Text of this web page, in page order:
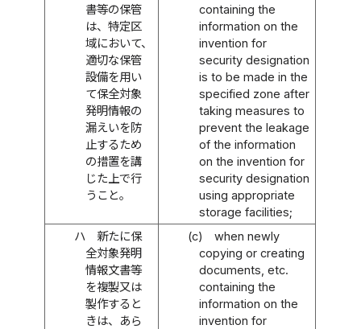
書等の保管
は、特定区
域において、
適切な保管
設備を用い
て保全対象
発明情報の
漏えいを防
止するため
の措置を講
じた上で行
うこと。
containing the
information on the
invention for
security designation
is to be made in the
specified zone after
taking measures to
prevent the leakage
of the information
on the invention for
security designation
using appropriate
storage facilities;
ハ
新たに保
全対象発明
情報文書等
を複製又は
製作すると
きは、あら
(c)
when newly
copying or creating
documents, etc.
containing the
information on the
invention for